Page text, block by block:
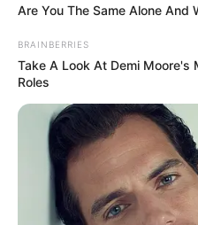
elérzékenyült. Többen
tömeg együtt énekli vele
emberek telefonokkal a
teret.
Magyar Péter
minden
Are You The Same Alone And
BRAINBERRIES
Take A Look At Demi
Roles